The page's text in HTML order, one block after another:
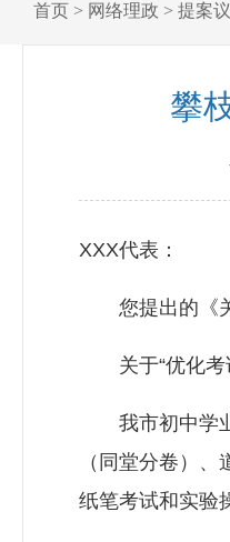
首页 > 网络理政 > 提案
攀
XXX代表：
您提出的《关
关于“优化考
我市初中学业
（同堂分卷）
纸笔考试和实验